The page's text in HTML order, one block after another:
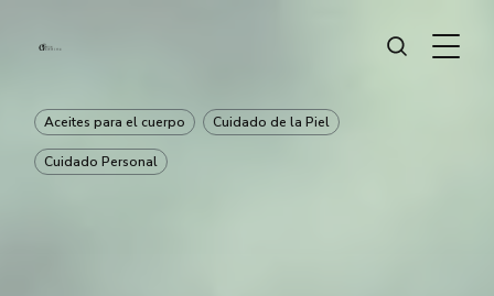
Aceites para el cuerpo Cuidado de la Piel
Cuidado Personal